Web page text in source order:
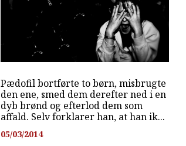
Pædofil bortførte to børn, misbrugte
den ene, smed dem derefter ned i en
dyb brønd og efterlod dem som
affald. Selv forklarer han, at han ik...
05/03/2014